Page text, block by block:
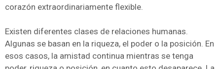
corazón extraordinariamente flexible.
Existen diferentes clases de relaciones humanas.
Algunas se basan en la riqueza, el poder o la posición. En
esos casos, la amistad continua mientras se tenga